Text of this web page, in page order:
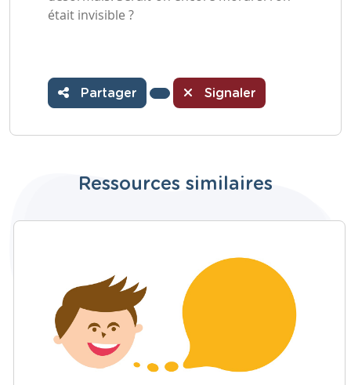
était invisible ?
Partager Signaler
Ressources similaires